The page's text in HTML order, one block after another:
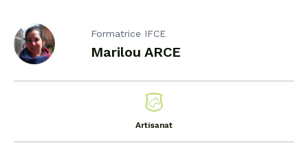
Formatrice IFCE
Marilou ARCE
Artisanat